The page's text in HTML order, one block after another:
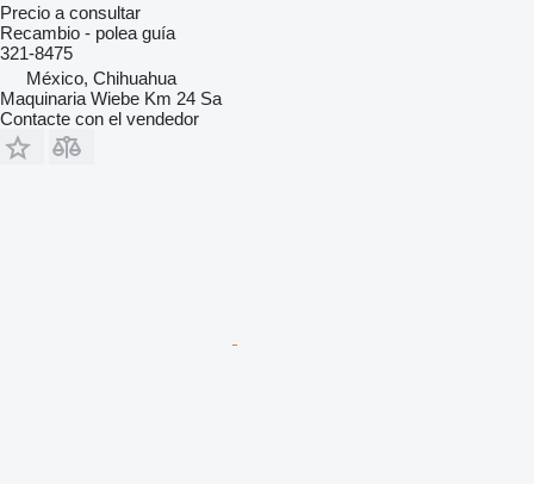
Precio a consultar
Recambio - polea guía
321-8475
México, Chihuahua
Maquinaria Wiebe Km 24 Sa
Contacte con el vendedor